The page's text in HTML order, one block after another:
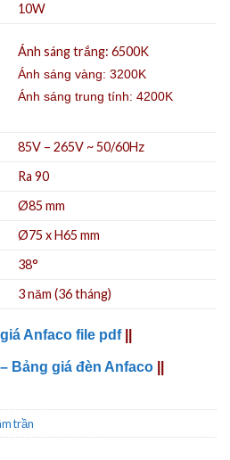
10W
Ánh sáng trắng: 6500K
Ánh sáng vàng: 3200K
Ánh sáng trung tính: 4200K
85V – 265V ~ 50/60Hz
Ra 90
Ø85 mm
Ø75 x H65 mm
38°
3 năm (36 tháng)
Anfaco file pdf
Bảng giá đèn Anfaco
trần